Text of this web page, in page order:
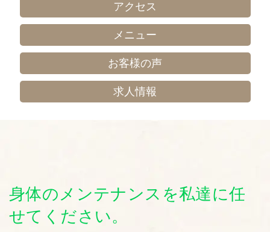
アクセス
メニュー
お客様の声
求人情報
身体のメンテナンスを私達に任
せてください。